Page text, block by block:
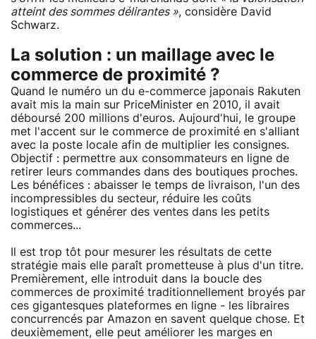
atteint des sommes délirantes », considère David
Schwarz.
La solution : un maillage avec le
commerce de proximité ?
Quand le numéro un du e-commerce japonais Rakuten
avait mis la main sur PriceMinister en 2010, il avait
déboursé 200 millions d'euros. Aujourd'hui, le groupe
met l'accent sur le commerce de proximité en s'alliant
avec la poste locale afin de multiplier les consignes.
Objectif : permettre aux consommateurs en ligne de
retirer leurs commandes dans des boutiques proches.
Les bénéfices : abaisser le temps de livraison, l'un des
incompressibles du secteur, réduire les coûts
logistiques et générer des ventes dans les petits
commerces...
Il est trop tôt pour mesurer les résultats de cette
stratégie mais elle paraît prometteuse à plus d'un titre.
Premièrement, elle introduit dans la boucle des
commerces de proximité traditionnellement broyés par
ces gigantesques plateformes en ligne - les libraires
concurrencés par Amazon en savent quelque chose. Et
deuxièmement, elle peut améliorer les marges en